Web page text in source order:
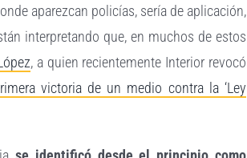
aparezcan policías, sería de aplicación,
interpretando que, en muchos de estos
, a quien recientemente Interior revocó
victoria de un medio contra la ‘Ley